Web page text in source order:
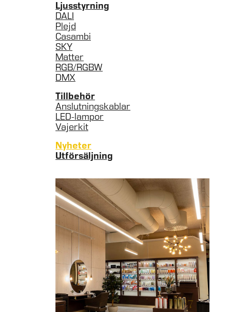
Ljusstyrning
DALI
Plejd
Casambi
SKY
Matter
RGB/RGBW
DMX
Tillbehör
Anslutningskablar
LED-lampor
Vajerkit
Nyheter
Utförsäljning